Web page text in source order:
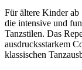
Für ältere Kinder ab
die intensive und
Tanzstilen. Das
ausdrucksstarkem
klassischen